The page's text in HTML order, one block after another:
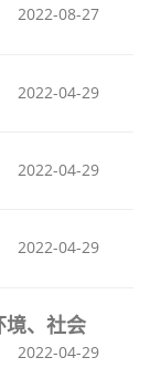
2022-08-27
2022-04-29
2022-04-29
2022-04-29
境、社会
2022-04-29